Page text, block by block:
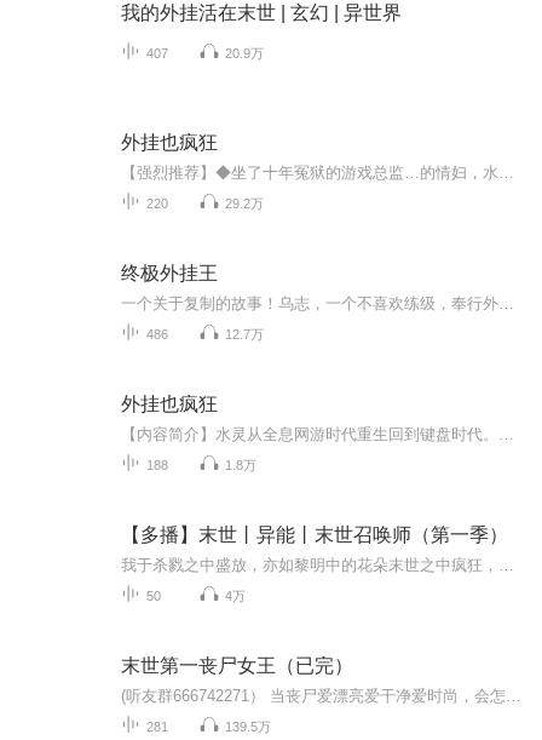
我的外挂活在末世 | 玄幻 | 异世界
407 20.9万
外挂也疯狂
220 29.2万
终极外挂王
486 12.7万
外挂也疯狂
188 1.8万
【多播】末世丨异能丨末世召唤师（第一季）
50 4万
末世第一丧尸女王（已完）
281 139.5万